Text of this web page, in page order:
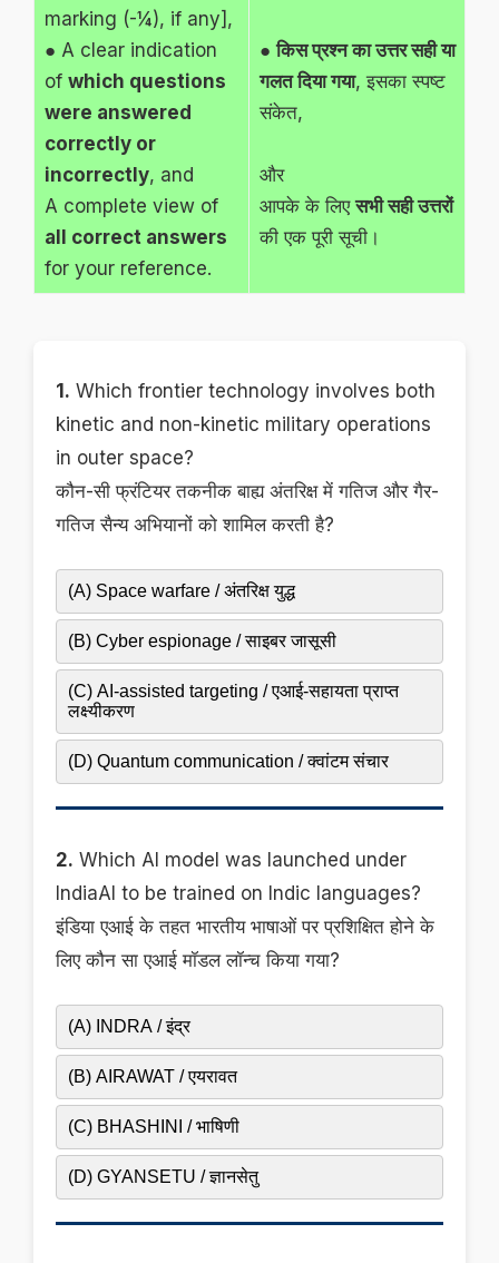
marking (-¼), if any],
● A clear indication
of which questions
were answered
correctly or
incorrectly, and
A complete view of
all correct answers
for your reference.
●किस प्रश्न का उत्तर सही या
गलत दिया गया, इसका स्पष्ट
संकेत,
और
आपके के लिएसभी सही उत्तरों
की एक पूरी सूची।
1. Which frontier technology involves both
kinetic and non-kinetic military operations
in outer space?
कौन-सी फ्रंटियर तकनीक बाह्य अंतरिक्ष में गतिज और गैर-
गतिज सैन्य अभियानों को शामिल करती है?
(A) Space warfare / अंतरिक्ष युद्ध
(B) Cyber espionage / साइबर जासूसी
(C) AI-assisted targeting / एआई-सहायता प्राप्त
लक्ष्यीकरण
(D) Quantum communication / क्वांटम संचार
2. Which AI model was launched under
IndiaAI to be trained on Indic languages?
इंडिया एआई के तहत भारतीय भाषाओं पर प्रशिक्षित होने के
लिए कौन सा एआई मॉडल लॉन्च किया गया?
(A) INDRA / इंद्र
(B) AIRAWAT / एयरावत
(C) BHASHINI / भाषिणी
(D) GYANSETU / ज्ञानसेतु